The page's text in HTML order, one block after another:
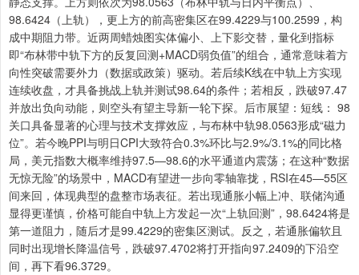
98.6424（上轨），更上方的前高密集区在99.4229与100.2599，构
成中期阻力带。近两周蜡烛图实体偏小、上下影交替，量化到指标
即“布林带中轨下方的反复回测+MACD弱负值”的组合，通常意味着方
向性突破需要外力（数据或政策）驱动。若后续K线在中轨上方实现
连续收盘，才具备挑战上轨并测试98.64的条件；若相反，跌破97.47
并放出负向动能，则空头有望主导新一轮下探。后市展望：短线： 98
关口具备显著的心理与技术支撑效应，与布林中轨98.0563形成“磁力
位”。若今晚PPI与明日CPI大致符合0.3%环比与2.9%/3.1%的同比格
局，美元指数大概率维持97.5—98.6的水平通道内震荡；在这种“数据
无惊无险”的场景中，MACD有望进一步向零轴靠拢，RSI在45—55区
间来回，体现典型的盘整市场表征。若出现通胀小幅上冲、联储沟通
显得更谨慎，价格可能自中轨上方发起一次“上轨回测”，98.6424将是
第一道阻力，随后才是99.4229的密集区测试。反之，若通胀偏软且
同时出现增长降温信号，跌破97.4702将打开指向97.2409的下沿空
间，再下看96.3729。